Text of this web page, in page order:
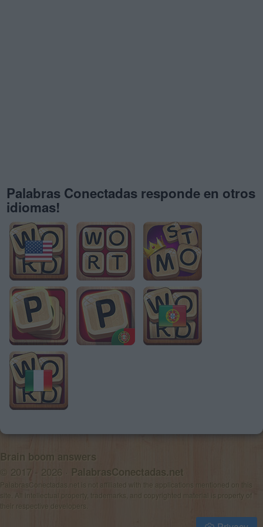
Palabras Conectadas responde en otros
idiomas!
Brain boom answers
© 2017 - 2026 · PalabrasConectadas.net
PalabrasConectadas.net is not affiliated with the applications mentioned on this
site. All intellectual property, trademarks, and copyrighted material is property of
their respective developers.